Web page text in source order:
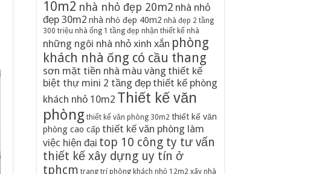
10m2 nhà nhỏ đẹp 20m2 nhà nhỏ
đẹp 30m2 nhà nhỏ đẹp 40m2 nhà đẹp 2 tầng
300 triệu nhà ống 1 tầng đẹp nhận thiết kế nhà
những ngôi nhà nhỏ xinh xắn phòng
khách nhà ống có cầu thang
sơn mặt tiền nhà màu vàng thiết kế
biệt thự mini 2 tầng đẹpthiết kế phòng
khách nhỏ 10m2 Thiết kế văn
phòng thiết kế văn phòng 30m2 thiết kế văn
phòng cao cấp thiết kế văn phòng làm
việc hiện đại top 10 công ty tư vấn
thiết kế xây dựng uy tín ở
tphcm trang trí phòng khách nhỏ 12m2 xây nhà